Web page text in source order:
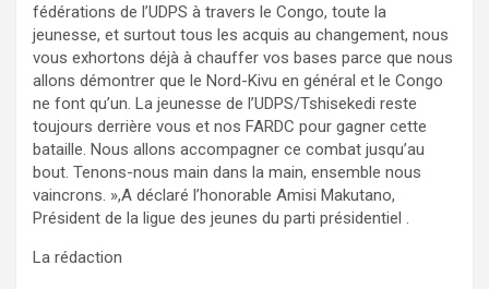
fédérations de l’UDPS à travers le Congo, toute la
jeunesse, et surtout tous les acquis au changement, nous
vous exhortons déjà à chauffer vos bases parce que nous
allons démontrer que le Nord-Kivu en général et le Congo
ne font qu’un. La jeunesse de l’UDPS/Tshisekedi reste
toujours derrière vous et nos FARDC pour gagner cette
bataille. Nous allons accompagner ce combat jusqu’au
bout. Tenons-nous main dans la main, ensemble nous
vaincrons. »,A déclaré l’honorable Amisi Makutano,
Président de la ligue des jeunes du parti présidentiel .
La rédaction